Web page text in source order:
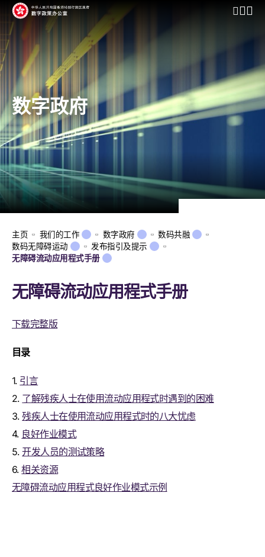
开启行
数字政府
主页 我们的工作 数字政府
数码共融
数码无障碍运动
发布指引及提示
无障碍流动应用程式手册
无障碍流动应用程式手册
下载完整版
目录
1. 引言
2. 了解残疾人士在使用流动应用程式时遇到的困难
3.残疾人士在使用流动应用程式时的八大忧虑
4. 良好作业模式
5.开发人员的测试策略
6.相关资源
无障碍流动应用程式良好作业模式示例